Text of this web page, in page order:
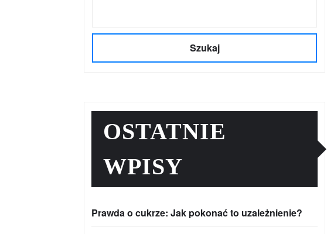
Szukaj
OSTATNIE
WPISY
Prawda o cukrze: Jak pokonać to uzależnienie?